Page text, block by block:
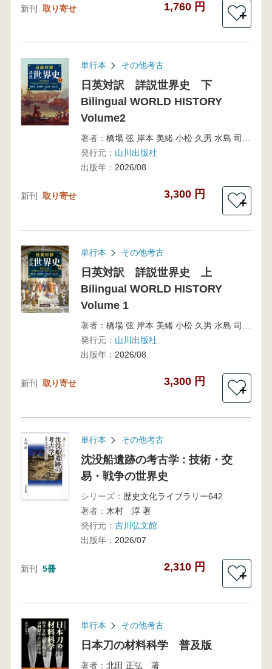
新刊 取り寄せ 1,760 円
＋
単行本 その他考古
日英対訳 詳説世界史 下
Bilingual WORLD HISTORY
Volume2
著者：
発行元： 山川出版社
出版年： 2026/08
新刊 取り寄せ 3,300 円
＋
単行本 その他考古
日英対訳 詳説世界史 上
Bilingual WORLD HISTORY
Volume 1
著者：
発行元： 山川出版社
出版年： 2026/08
新刊 取り寄せ 3,300 円
＋
単行本 その他考古
沈没船遺跡の考古学 : 技術・交
易・戦争の世界史
シリーズ： 歴史文化ライブラリー642
著者： 木村 淳 著
発行元： 吉川弘文館
出版年： 2026/07
新刊 5冊 2,310 円
＋
単行本 その他考古
日本刀の材料科学 普及版
著者： 北田 正弘 著